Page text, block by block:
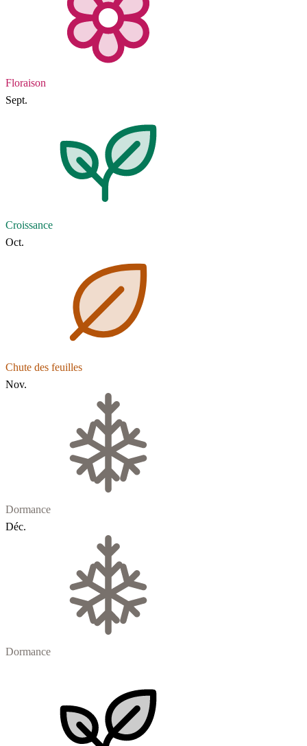
Floraison
Sept.
Croissance
Oct.
Chute des feuilles
Nov.
Dormance
Déc.
Dormance